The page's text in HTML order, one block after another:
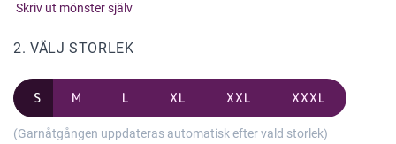
Skriv ut mönster själv
2. VÄLJ STORLEK
S M L XL XXL XXXL
(Garnåtgången uppdateras automatisk efter vald storlek)